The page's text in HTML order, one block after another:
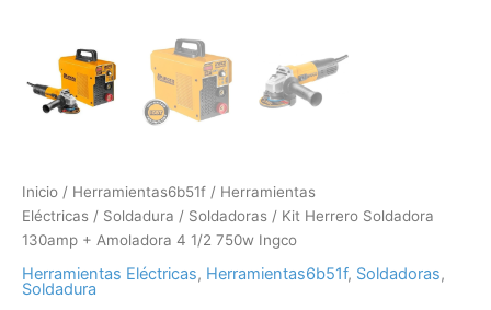
Inicio / Herramientas6b51f / Herramientas
Eléctricas / Soldadura / Soldadoras / Kit Herrero Soldadora
130amp + Amoladora 4 1/2 750w Ingco
Herramientas Eléctricas, Herramientas6b51f, Soldadoras,
Soldadura